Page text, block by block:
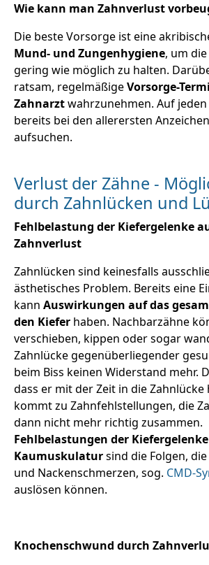
Wie kann man Zahnverlust
Die beste Vorsorge ist eine
Mund- und Zungenhygiene, um
gering wie möglich zu halten.
ratsam, regelmäßigeVorsorge-
Zahnarztwahrzunehmen. Auf
bereits bei den allerersten
aufsuchen.
Verlust der Zähne -
durch Zahnlücken und
Fehlbelastung der Kiefergelenke
Zahnverlust
Zahnlücken sind keinesfalls
ästhetisches Problem. Bereits eine
kann Auswirkungen auf das
den Kiefer haben. Nachbarzähne
verschieben, kippen oder sogar
Zahnlücke gegenüberliegender
beim Biss keinen Widerstand mehr.
dass er mit der Zeit in die Zahnlücke
kommt zu Zahnfehlstellungen, die
dann nicht mehr richtig zusammen.
Fehlbelastungen der
Kaumuskulatursind die Folgen,
und Nackenschmerzen, sog. CMD-
auslösen können.
Knochenschwund durch